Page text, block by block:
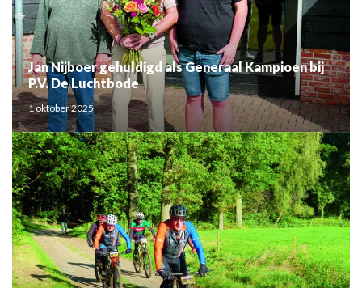
Jan Nijboer gehuldigd als Generaal Kampioen bij
P.V. De Luchtbode
1 oktober 2025